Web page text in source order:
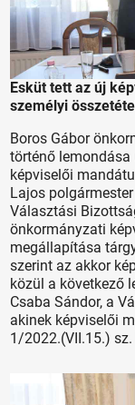
Esküt tett az új
személyi
Boros Gábor
történő lemondása
képviselői
Lajos
Választási
önkormányzati
megállapítása
szerint az akkor
közül a következő
Csaba Sándor, a
akinek képviselői
1/2022.(VII.15.)